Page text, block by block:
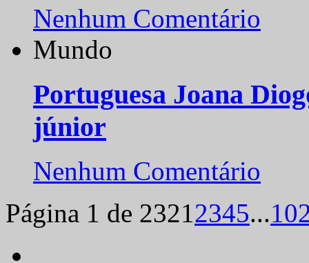
Nenhum Comentário
Mundo
Portuguesa Joana
júnior
Nenhum Comentário
Página 1 de 23212345...10